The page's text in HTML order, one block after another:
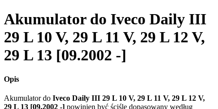
Akumulator do Iveco Daily III
29 L 10 V, 29 L 11 V, 29 L 12 V,
29 L 13 [09.2002 -]
Opis
Akumulator do Iveco Daily III 29 L 10 V, 29 L 11 V, 29 L 12 V,
29 L 13 [09.2002 -] powinien być ściśle dopasowany według